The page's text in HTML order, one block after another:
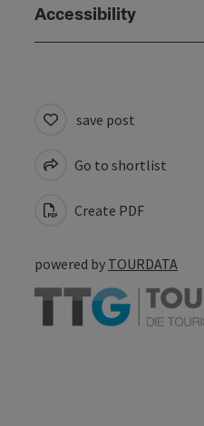
Accessibility
save post
Go to shortlist
Create PDF
powered by TOURDATA